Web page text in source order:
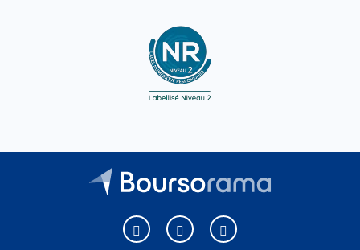
Boursorama sur Facebook
Boursorama sur XBoursorama sur